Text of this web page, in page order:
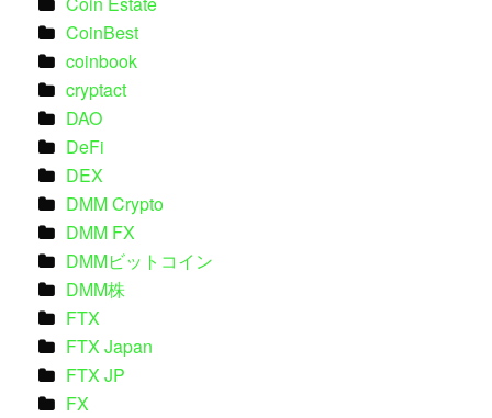
CoinBest
coinbook
cryptact
DAO
DeFi
DEX
DMM Crypto
DMM FX
DMMビットコイン
DMM株
FTX
FTX Japan
FTX JP
FX